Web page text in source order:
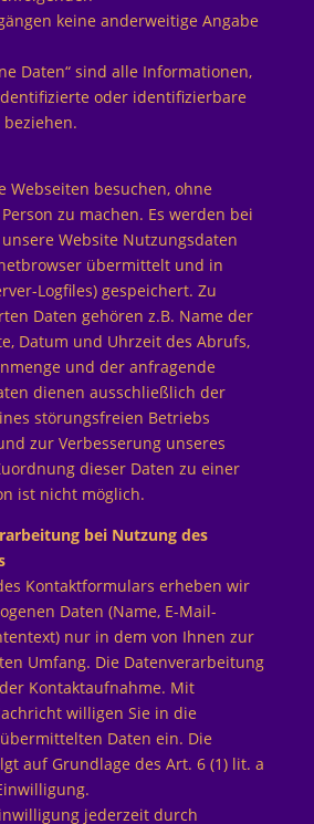
keine anderweitige Angabe
Daten“ sind alle Informationen,
oder identifizierbare
Webseiten besuchen, ohne
zu machen. Es werden bei
Website Nutzungsdaten
übermittelt und in
Logfiles) gespeichert. Zu
Daten gehören z.B. Name der
Datum und Uhrzeit des Abrufs,
und der anfragende
dienen ausschließlich der
störungsfreien Betriebs
zur Verbesserung unseres
dieser Daten zu einer
ist nicht möglich.
bei Nutzung des
Kontaktformulars erheben wir
Daten (Name, E-Mail-
nur in dem von Ihnen zur
Umfang. Die Datenverarbeitung
Kontaktaufnahme. Mit
willigen Sie in die
Daten ein. Die
auf Grundlage des Art. 6 (1) lit. a
jederzeit durch